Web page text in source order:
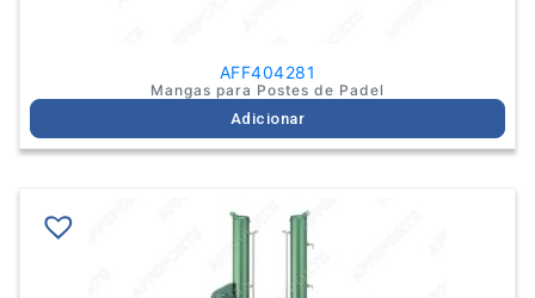
AFF404281
Mangas para Postes de Padel
Adicionar